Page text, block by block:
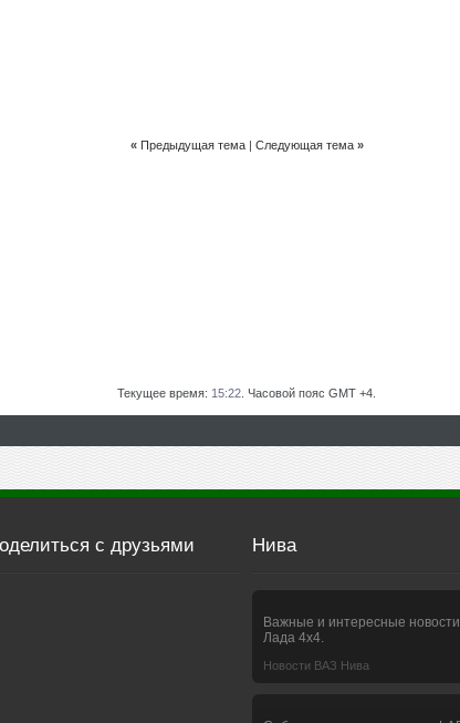
« Предыдущая тема| Следующая тема »
Текущее время: 15:22 . Часовой пояс GMT +4.
с друзьями Нива
Важные и интересные
Лада 4х4.
Новости ВАЗ Нива